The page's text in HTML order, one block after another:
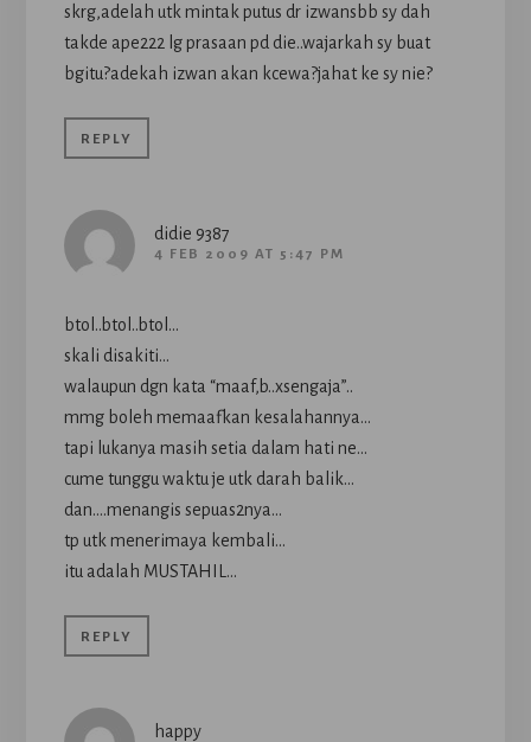
skrg,adelah utk mintak putus dr izwansbb sy dah
takde ape222 lg prasaan pd die..wajarkah sy buat
bgitu?adekah izwan akan kcewa?jahat ke sy nie?
REPLY
didie 9387
4 FEB 2009 AT 5:47 PM
btol..btol..btol…
skali disakiti…
walaupun dgn kata “maaf,b..xsengaja”..
mmg boleh memaafkan kesalahannya…
tapi lukanya masih setia dalam hati ne…
cume tunggu waktu je utk darah balik…
dan….menangis sepuas2nya…
tp utk menerimaya kembali…
itu adalah MUSTAHIL…
REPLY
happy